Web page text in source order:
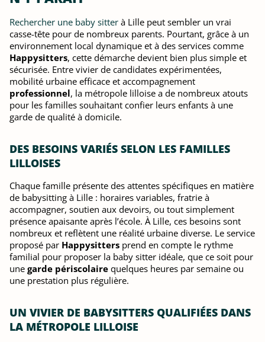
Rechercher une baby sitter à Lille peut sembler un vrai
casse-tête pour de nombreux parents. Pourtant, grâce à un
environnement local dynamique et à des services comme
Happysitters, cette démarche devient bien plus simple et
sécurisée. Entre vivier de candidates expérimentées,
mobilité urbaine efficace et accompagnement
professionnel, la métropole lilloise a de nombreux atouts
pour les familles souhaitant confier leurs enfants à une
garde de qualité à domicile.
DES BESOINS VARIÉS SELON LES FAMILLES
LILLOISES
Chaque famille présente des attentes spécifiques en matière
de babysitting à Lille : horaires variables, fratrie à
accompagner, soutien aux devoirs, ou tout simplement
présence apaisante après l’école. À Lille, ces besoins sont
nombreux et reflètent une réalité urbaine diverse. Le service
proposé par Happysitters prend en compte le rythme
familial pour proposer la baby sitter idéale, que ce soit pour
une garde périscolaire quelques heures par semaine ou
une prestation plus régulière.
UN VIVIER DE BABYSITTERS QUALIFIÉES DANS
LA MÉTROPOLE LILLOISE